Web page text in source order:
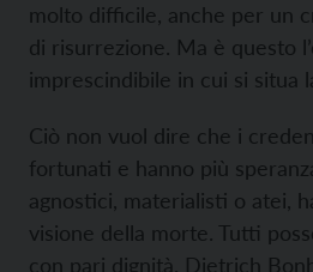
molto difficile, anche per un
di risurrezione. Ma è questo
imprescindibile in cui si situa
Ciò non vuol dire che i
fortunati e hanno più
agnostici, materialisti o atei,
visione della morte. Tutti
con pari dignità. Dietrich